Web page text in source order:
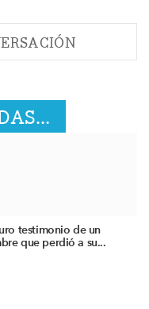
testimonio de un
que perdió a su...